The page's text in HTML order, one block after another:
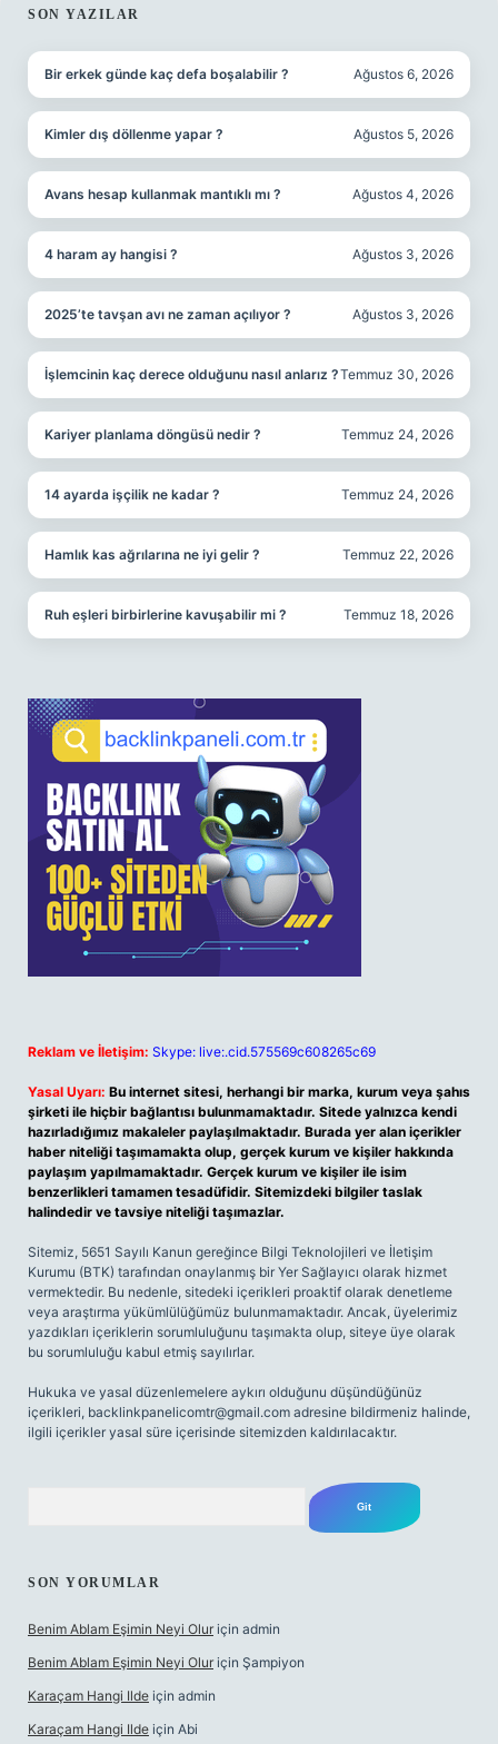
SIDEBAR
SON YAZILAR
Bir erkek günde kaç defa boşalabilir ? Ağustos 6, 2026
Kimler dış döllenme yapar ? Ağustos 5, 2026
Avans hesap kullanmak mantıklı mı ? Ağustos 4, 2026
4 haram ay hangisi ? Ağustos 3, 2026
2025’te tavşan avı ne zaman açılıyor ? Ağustos 3, 2026
İşlemcinin kaç derece olduğunu nasıl anlarız ?Temmuz 30, 2026
Kariyer planlama döngüsü nedir ? Temmuz 24, 2026
14 ayarda işçilik ne kadar ? Temmuz 24, 2026
Hamlık kas ağrılarına ne iyi gelir ? Temmuz 22, 2026
Ruh eşleri birbirlerine kavuşabilir mi ? Temmuz 18, 2026
Reklam ve İletişim: Skype: live:.cid.575569c608265c69
Yasal Uyarı: Bu internet sitesi, herhangi bir marka, kurum veya şahıs
şirketi ile hiçbir bağlantısı bulunmamaktadır. Sitede yalnızca kendi
hazırladığımız makaleler paylaşılmaktadır. Burada yer alan içerikler
haber niteliği taşımamakta olup, gerçek kurum ve kişiler hakkında
paylaşım yapılmamaktadır. Gerçek kurum ve kişiler ile isim
benzerlikleri tamamen tesadüfidir. Sitemizdeki bilgiler taslak
halindedir ve tavsiye niteliği taşımazlar.
Sitemiz, 5651 Sayılı Kanun gereğince Bilgi Teknolojileri ve İletişim
Kurumu (BTK) tarafından onaylanmış bir Yer Sağlayıcı olarak hizmet
vermektedir. Bu nedenle, sitedeki içerikleri proaktif olarak denetleme
veya araştırma yükümlülüğümüz bulunmamaktadır. Ancak, üyelerimiz
yazdıkları içeriklerin sorumluluğunu taşımakta olup, siteye üye olarak
bu sorumluluğu kabul etmiş sayılırlar.
Hukuka ve yasal düzenlemelere aykırı olduğunu düşündüğünüz
içerikleri, backlinkpanelicomtr@gmail.com adresine bildirmeniz halinde,
ilgili içerikler yasal süre içerisinde sitemizden kaldırılacaktır.
SON YORUMLAR
Benim Ablam Eşimin Neyi Olur için admin
Benim Ablam Eşimin Neyi Olur için Şampiyon
Karaçam Hangi Ilde için admin
Karaçam Hangi Ilde için Abi